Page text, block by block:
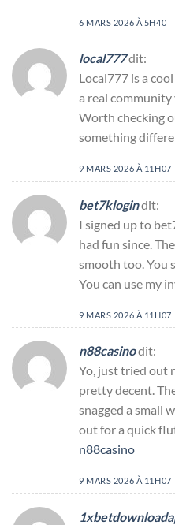
6 MARS 2026 À 5H40
local777dit:
Local777 is a
a real
Worth checking
something
9 MARS 2026 À 11H07
bet7klogindit:
I signed up to
had fun since.
smooth too. You
You can use my
9 MARS 2026 À 11H07
n88casinodit:
Yo, just tried out
pretty decent.
snagged a small
out for a quick
n88casino
9 MARS 2026 À 11H07